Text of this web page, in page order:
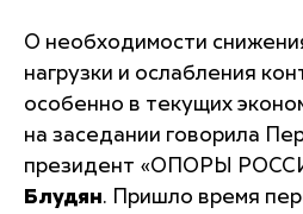
О необходимости
нагрузки и ослабления
особенно в текущих
на заседании говорила
президент «ОПОРЫ
Блудян. Пришло время